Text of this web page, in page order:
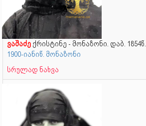
ვაშაძე ქრისტინე - მონაზონი. დაბ. 1854წ.
1900-იანიწ. მონაზონი
სრულად ნახვა